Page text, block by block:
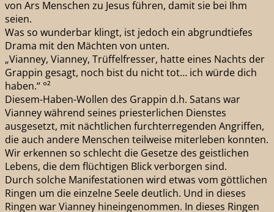
von Ars Menschen zu Jesus führen, damit sie bei Ihm
seien.
Was so wunderbar klingt, ist jedoch ein abgrundtiefes
Drama mit den Mächten von unten.
„Vianney, Vianney, Trüffelfresser, hatte eines Nachts der
Grappin gesagt, noch bist du nicht tot… ich würde dich
haben.“ °²
Diesem-Haben-Wollen des Grappin d.h. Satans war
Vianney während seines priesterlichen Dienstes
ausgesetzt, mit nächtlichen furchterregenden Angriffen,
die auch andere Menschen teilweise miterleben konnten.
Wir erkennen so schlecht die Gesetze des geistlichen
Lebens, die dem flüchtigen Blick verborgen sind.
Durch solche Manifestationen wird etwas vom göttlichen
Ringen um die einzelne Seele deutlich. Und in dieses
Ringen war Vianney hineingenommen. In dieses Ringen